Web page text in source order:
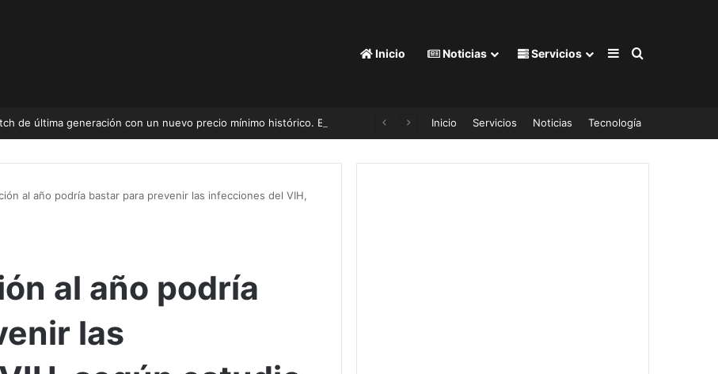
Inicio Noticias Servicios Barra lateral
Buscar por
Inicio Servicios Noticias Tecnología
al año podría bastar para prevenir las infecciones del VIH,
al año podría
las